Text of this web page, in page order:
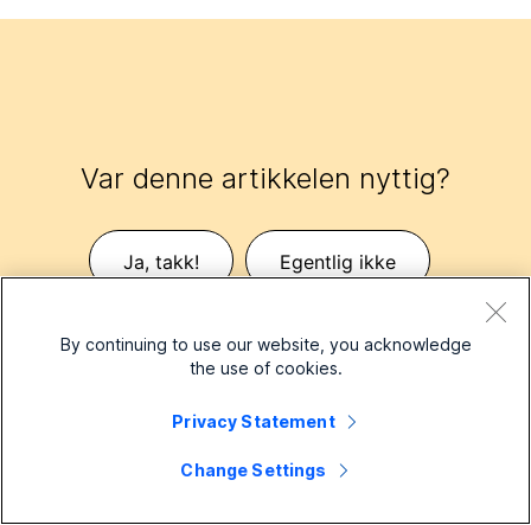
Var denne artikkelen nyttig?
Ja, takk! Egentlig ikke
By continuing to use our website, you acknowledge
the use of cookies.
Privacy Statement
Change Settings